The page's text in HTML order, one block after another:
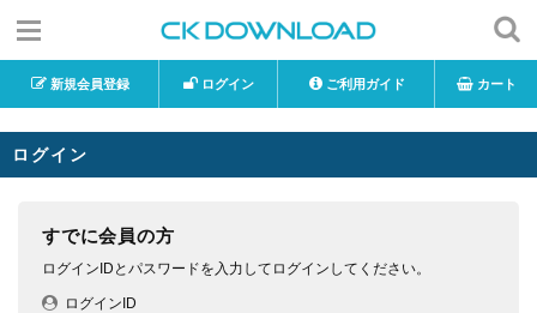
新規会員登録 ログイン ご利用ガイド カート
ログイン
すでに会員の方
ログインIDとパスワードを入力してログインしてください。
ログインID